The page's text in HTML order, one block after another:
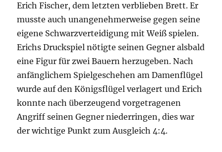
Erich Fischer, dem letzten verblieben Brett. Er
musste auch unangenehmerweise gegen seine
eigene Schwarzverteidigung mit Weiß spielen.
Erichs Druckspiel nötigte seinen Gegner alsbald
eine Figur für zwei Bauern herzugeben. Nach
anfänglichem Spielgeschehen am Damenflügel
wurde auf den Königsflügel verlagert und Erich
konnte nach überzeugend vorgetragenen
Angriff seinen Gegner niederringen, dies war
der wichtige Punkt zum Ausgleich 4:4.